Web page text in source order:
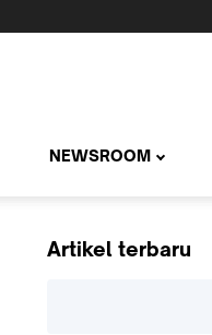
NEWSROOM
Artikel terbaru